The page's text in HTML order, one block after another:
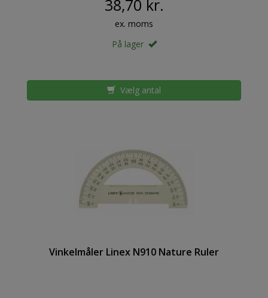
38,70 kr.
ex. moms
På lager
Vælg antal
Vinkelmåler Linex N910 Nature Ruler